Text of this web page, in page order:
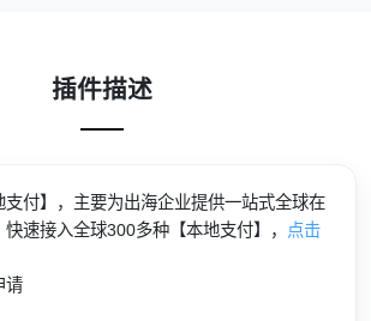
插件描述
支付】，主要为出海企业提供一站式全球在
速接入全球300多种【本地支付】，
点击
请